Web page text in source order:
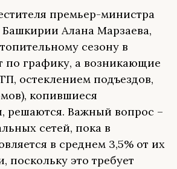
премьер-министра
Башкирии Алана Марзаева,
сезону в
по графику, а возникающие
остеклением подъездов,
копившиеся
решаются. Важный вопрос –
сетей, пока в
в среднем 3,5% от их
поскольку это требует